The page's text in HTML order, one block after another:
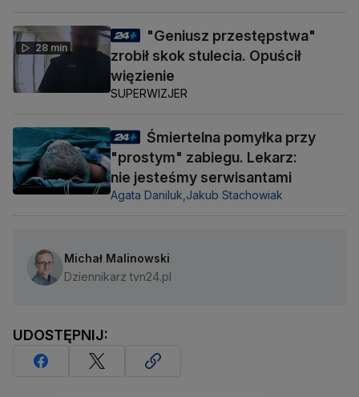
28 min
"Geniusz przestępstwa"
zrobił skok stulecia. Opuścił
więzienie
SUPERWIZJER
Śmiertelna pomyłka przy
"prostym" zabiegu. Lekarz:
nie jesteśmy serwisantami
Agata Daniluk, Jakub Stachowiak
Michał Malinowski
Dziennikarz tvn24.pl
UDOSTĘPNIJ: